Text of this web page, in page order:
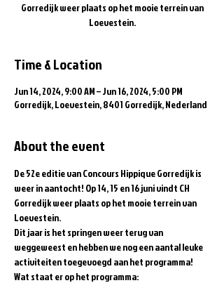
Gorredijk weer plaats op het mooie terrein van
Loevestein.
Time & Location
Jun 14, 2024, 9:00 AM – Jun 16, 2024, 5:00 PM
Gorredijk, Loevestein, 8401 Gorredijk, Nederland
About the event
De 52e editie van Concours Hippique Gorredijk is
weer in aantocht! Op 14, 15 en 16 juni vindt CH
Gorredijk weer plaats op het mooie terrein van
Loevestein.
Dit jaar is het springen weer terug van
weggeweest en hebben we nog een aantal leuke
activiteiten toegevoegd aan het programma!
Wat staat er op het programma: